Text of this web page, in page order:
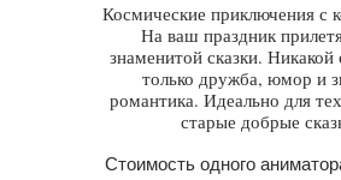
Стоимость одного
Космические приключения с
На ваш праздник
знаменитой сказки. Никакой
только дружба, юмор и
романтика. Идеально для
старые добрые